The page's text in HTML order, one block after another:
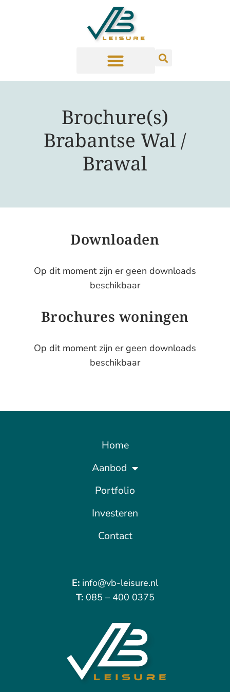
Brochure(s)
Brabantse Wal /
Brawal
Downloaden
Op dit moment zijn er geen downloads
beschikbaar
Brochures woningen
Op dit moment zijn er geen downloads
beschikbaar
Home
Aanbod
Portfolio
Investeren
Contact
E: info@vb-leisure.nl
T: 085 – 400 0375